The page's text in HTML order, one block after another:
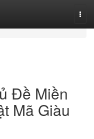
Đề Miền
Mã Giàu